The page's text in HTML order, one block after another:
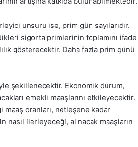
unsuru ise, prim gün sayılarıdır.
sigorta primlerinin toplamını ifade
gösterecektir. Daha fazla prim günü
şekillenecektir. Ekonomik durum,
emekli maaşlarını etkileyecektir.
maaş oranları, netleşene kadar
nasıl ilerleyeceği, alınacak maaşların